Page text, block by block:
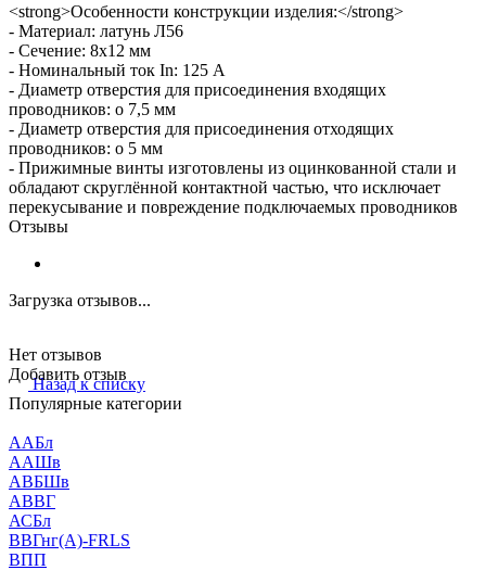
<strong>Особенности конструкции изделия:</strong>
- Материал: латунь Л56
- Сечение: 8х12 мм
- Номинальный ток In: 125 А
- Диаметр отверстия для присоединения входящих
проводников: o 7,5 мм
- Диаметр отверстия для присоединения отходящих
проводников: o 5 мм
- Прижимные винты изготовлены из оцинкованной стали и
обладают скруглённой контактной частью, что исключает
перекусывание и повреждение подключаемых проводников
Отзывы
Загрузка отзывов...
Нет отзывов
Добавить отзыв
Назад к списку
Популярные категории
ААБл
ААШв
АВБШв
АВВГ
АСБл
ВВГнг(А)-FRLS
ВПП